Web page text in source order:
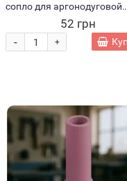
сопло для аргонодуговой
горелки (TIG) №5L, d 8 мм
(JS)
52 грн
+
-